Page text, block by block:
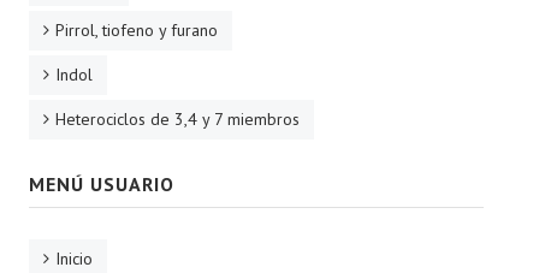
Pirrol, tiofeno y furano
Indol
Heterociclos de 3,4 y 7 miembros
MENÚ USUARIO
Inicio